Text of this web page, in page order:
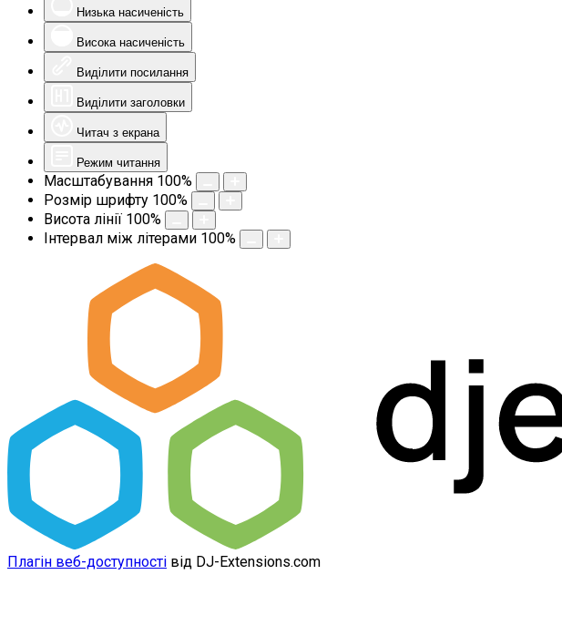
Низька насиченість
Висока насиченість
Виділити посилання
Виділити заголовки
Читач з екрана
Режим читання
Масштабування 100%
Розмір шрифту 100%
Висота лінії 100%
Інтервал між літерами 100%
Плагін веб-доступності від DJ-Extensions.com